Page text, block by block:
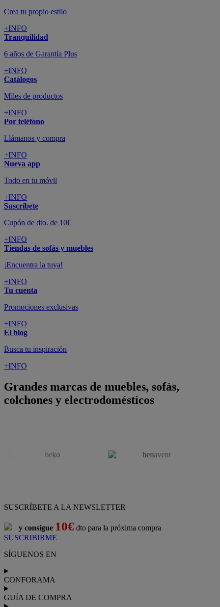
Crea tu propio estilo
+INFO
Tranquilidad
6 años de Garantía Plus
+INFO
Catálogos
Miles de productos
+INFO
Por teléfono
Llámanos y compra
+INFO
Nueva app
Todo en tu móvil
+INFO
Suscríbete
Cupón de dto. de 10€
+INFO
Tiendas de sofás y muebles
¡Encuentra la tuya!
+INFO
Tu cuenta
Promociones exclusivas
+INFO
El blog
Busca tu inspiración
+INFO
Grandes marcas de muebles, sofás,
colchones y electrodomésticos
SUSCRÍBETE A LA NEWSLETTER
y consigue 10€ dto para la próxima compra
SUSCRIBIRME
SÍGUENOS EN
CONFORAMA
GUÍA DE COMPRA